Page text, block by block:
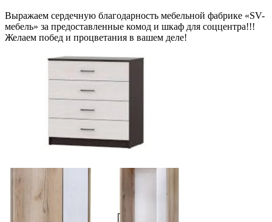
Выражаем сердечную благодарность мебельной фабрике «SV-
мебель» за предоставленные комод и шкаф для соццентра!!!
Желаем побед и процветания в вашем деле!